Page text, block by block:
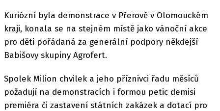
Kuriózní byla demonstrace v Přerově v Olomouckém
kraji, konala se na stejném místě jako vánoční akce
pro děti pořádaná za generální podpory někdejší
Babišovy skupiny Agrofert.
Spolek Milion chvilek a jeho příznivci řadu měsíců
požadují na demonstracích i formou petic demisi
premiéra či zastavení státních zakázek a dotací pro